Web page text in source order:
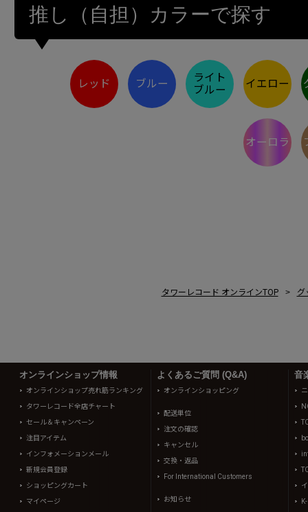
推し（自担）カラーで探す
レッド ブルー
ライト
ブルー
イエロー
オーロラ
タワーレコード オンラインTOP グ
オンラインショップ情報
オンラインショップ売れ筋ランキング
タワーレコード全店チャート
セール＆キャンペーン
注目アイテム
インフォメーションメール
新規会員登録
ショッピングカート
マイページ
よくあるご質問 (Q&A)
オンラインショッピング
配送単位
注文の確認
キャンセル
交換・返品
For International Customers
お知らせ
音